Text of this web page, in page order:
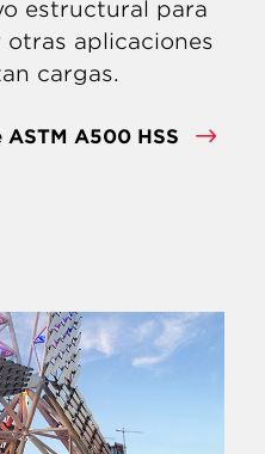
estructural para
aplicaciones
cargas.
A500 HSS